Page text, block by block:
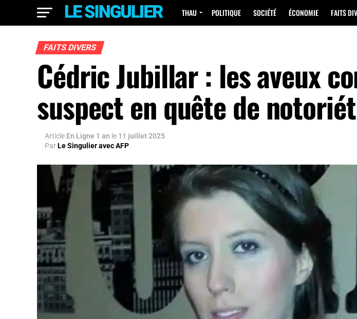
THAU POLITIQUE SOCIÉTÉ ÉCONOMIE FAITS
FAITS DIVERS
Cédric Jubillar : les aveux
suspect en quête de
Article En Ligne 1 an le 11 juillet 2025
ParLe Singulier avec AFP